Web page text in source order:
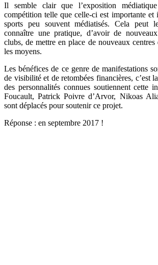
Il semble clair que l’exposition
compétition telle que celle-ci est importante et
sports peu souvent médiatisés. Cela peut
connaître une pratique, d’avoir de
clubs, de mettre en place de nouveaux centres
les moyens.
Les bénéfices de ce genre de manifestations
de visibilité et de retombées financières, c’est
des personnalités connues soutiennent cette
Foucault, Patrick Poivre d’Arvor, Nikoas
sont déplacés pour soutenir ce projet.
Réponse : en septembre 2017 !